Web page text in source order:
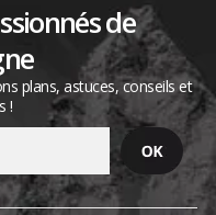
de
plans, astuces, conseils et
!